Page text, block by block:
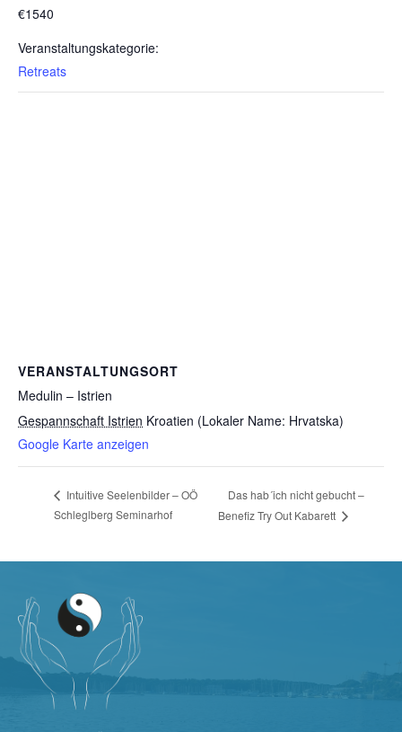
€1540
Veranstaltungskategorie:
Retreats
VERANSTALTUNGSORT
Medulin – Istrien
Gespannschaft Istrien Kroatien (Lokaler Name: Hrvatska)
Google Karte anzeigen
Intuitive Seelenbilder – OÖ
Schleglberg Seminarhof
Das hab´ich nicht gebucht –
Benefiz Try Out Kabarett